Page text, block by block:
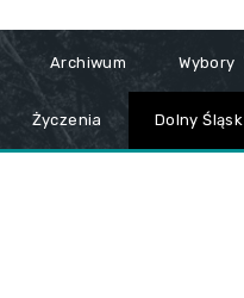
Archiwum Wybory
Życzenia Dolny Śląsk